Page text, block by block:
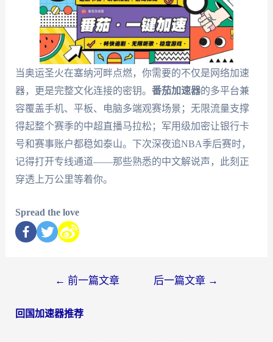
当奥运圣火在塞纳河畔点燃，你需要的不仅是网络加速
器，更是完整文化连接的密钥。 番茄加速器的多平台兼
容覆盖手机、平板、电脑多端观赛场景；无限流量支撑
得起整个赛季的中超直播马拉松；军用级加密让银行卡
号和赛事账户都稳如泰山。下次深夜追NBA季后赛时，
记得打开专线通道——那些熟悉的中文解说声，此刻正
穿透上万公里等着你。
Spread the love
← 前一篇文章 后一篇文章 →
回国加速器推荐